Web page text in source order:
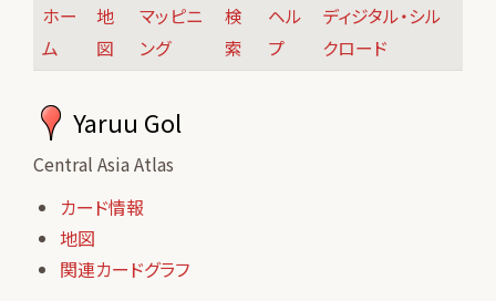
ホー
ム
地
図
マッピニ
ング
検
索
ヘル
プ
ディジタル・シル
クロード
Yaruu Gol
Central Asia Atlas
カード情報
地図
関連カードグラフ